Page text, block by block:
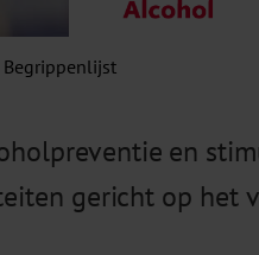
Begrippenlijst
en
gericht op het